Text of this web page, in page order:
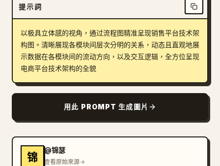
下載
部落格
更新
提示詞
以极具立体感的视角，通过流程图精准呈现销售平台技术架
构图。清晰展现各模块间层次分明的关系，动态且直观地展
示数据在各模块间的流动方向，以及交互逻辑，全方位呈现
电商平台技术架构的全貌
用此 PROMPT 生成圖片
锦
@锦瑟
查看原始來源